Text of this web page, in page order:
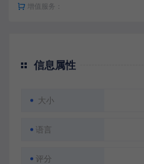
增值服务：
信息属性
大小
语言
评分